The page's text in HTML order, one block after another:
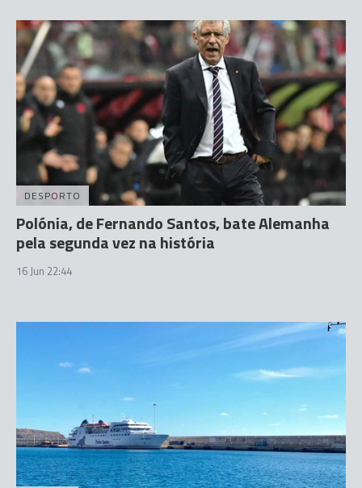
DESPORTO
Polónia, de Fernando Santos, bate Alemanha
pela segunda vez na história
16 Jun 22:44